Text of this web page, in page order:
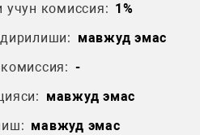
комиссия: 1%
мавжуд эмас
-
мавжуд эмас
мавжуд эмас